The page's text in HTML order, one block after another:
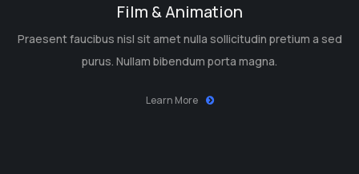
Film & Animation
Praesent faucibus nisl sit amet nulla sollicitudin pretium a sed
purus. Nullam bibendum porta magna.
Learn More